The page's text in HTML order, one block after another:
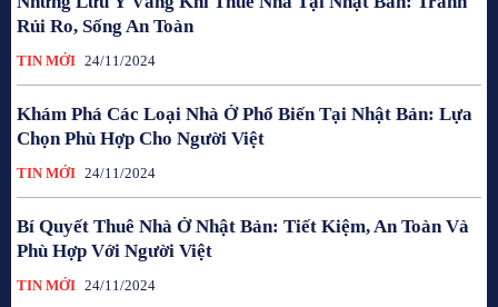
Rủi Ro, Sống An Toàn
TIN MỚI 24/11/2024
Khám Phá Các Loại Nhà Ở Phổ Biến Tại Nhật Bản: Lựa
Chọn Phù Hợp Cho Người Việt
TIN MỚI 24/11/2024
Bí Quyết Thuê Nhà Ở Nhật Bản: Tiết Kiệm, An Toàn Và
Phù Hợp Với Người Việt
TIN MỚI 24/11/2024